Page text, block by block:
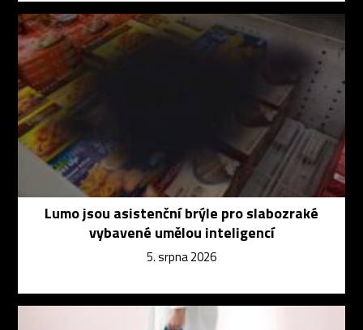
Lumo jsou asistenční brýle pro slabozraké
vybavené umělou inteligencí
5. srpna 2026